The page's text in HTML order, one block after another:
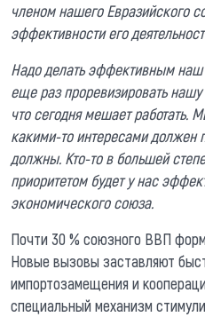
членом нашего Евразийского
эффективности его
Надо делать эффективным
еще раз проревизировать нашу
что сегодня мешает работать.
какими-то интересами должен
должны. Кто-то в большей
приоритетом будет у нас
экономического союза.
Почти 30 % союзного ВВП
Новые вызовы заставляют
импортозамещения и
специальный механизм